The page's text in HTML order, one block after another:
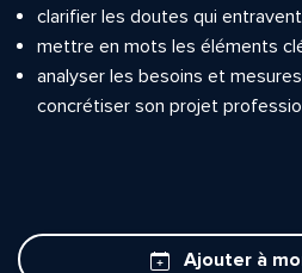
clarifier les doutes qui
mettre en mots les éléments
analyser les besoins et
concrétiser son projet
Ajouter à